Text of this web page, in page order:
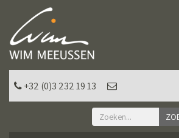
+32 (0)3 232 19 13